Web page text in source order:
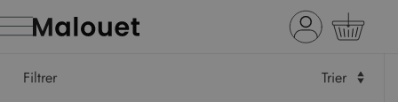
Filtrer Trier